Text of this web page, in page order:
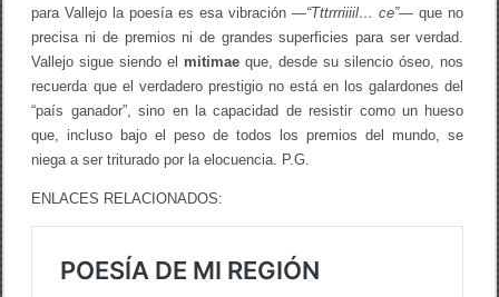
para Vallejo la poesía es esa vibración —“Tttrrriiiil… ce”— que no
precisa ni de premios ni de grandes superficies para ser verdad.
Vallejo sigue siendo el mitimae que, desde su silencio óseo, nos
recuerda que el verdadero prestigio no está en los galardones del
“país ganador”, sino en la capacidad de resistir como un hueso
que, incluso bajo el peso de todos los premios del mundo, se
niega a ser triturado por la elocuencia. P.G.
ENLACES RELACIONADOS: